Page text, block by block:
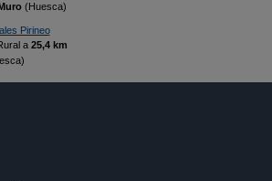
(Huesca)
Pirineo
a 25,4 km